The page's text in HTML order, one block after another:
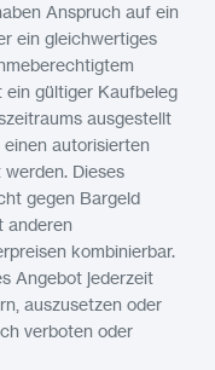
Anspruch auf ein
ein gleichwertiges
ein gültiger Kaufbeleg
ausgestellt
autorisierten
Dieses
gegen Bargeld
anderen
kombinierbar.
Angebot jederzeit
auszusetzen oder
verboten oder